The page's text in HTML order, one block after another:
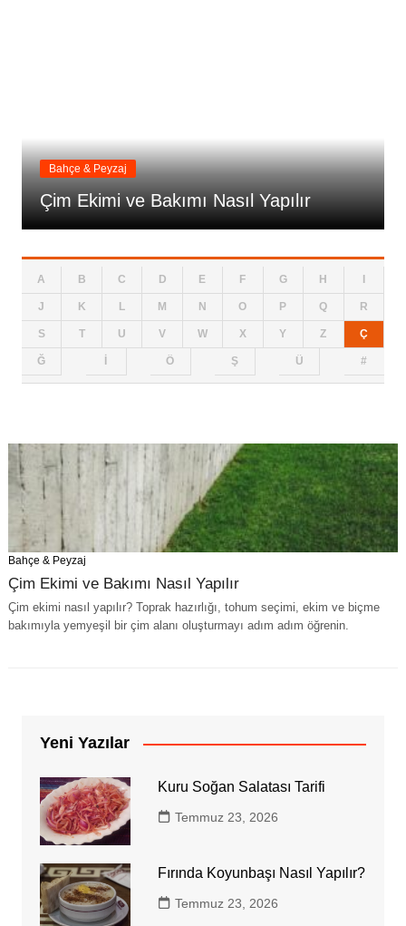
Bahçe & Peyzaj
Çim Ekimi ve Bakımı Nasıl Yapılır
A B C D E F G H
J K L M N O P Q R
S T U V W X Y Z Ç
Ğ Ö Ş Ü #
Bahçe & Peyzaj
Çim Ekimi ve Bakımı Nasıl Yapılır
Çim ekimi nasıl yapılır? Toprak hazırlığı, tohum seçimi, ekim ve biçme
bakımıyla yemyeşil bir çim alanı oluşturmayı adım adım öğrenin.
Yeni Yazılar
Kuru Soğan Salatası Tarifi
Temmuz 23, 2026
Fırında Koyunbaşı Nasıl Yapılır?
Temmuz 23, 2026